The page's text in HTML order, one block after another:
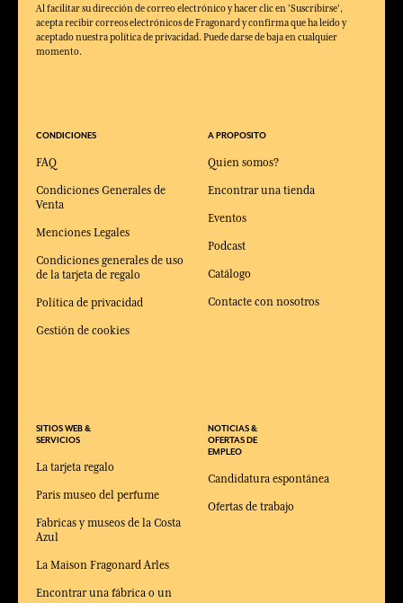
Al facilitar su dirección de correo electrónico y hacer clic en 'Suscribirse',
acepta recibir correos electrónicos de Fragonard y confirma que ha leído y
aceptado nuestra política de privacidad. Puede darse de baja en cualquier
momento.
CONDICIONES
FAQ
Condiciones Generales de
Venta
Menciones Legales
Condiciones generales de uso
de la tarjeta de regalo
Política de privacidad
Gestión de cookies
SITIOS WEB &
SERVICIOS
La tarjeta regalo
Paris museo del perfume
Fabricas y museos de la Costa
Azul
La Maison Fragonard Arles
Encontrar una fábrica o un
A PROPOSITO
Quien somos?
Encontrar una tienda
Eventos
Podcast
Catálogo
Contacte con nosotros
NOTICIAS &
OFERTAS DE
EMPLEO
Candidatura espontánea
Ofertas de trabajo